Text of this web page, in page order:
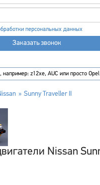
персональных данных
Заказать звонок
Sunny Traveller II
Nissan